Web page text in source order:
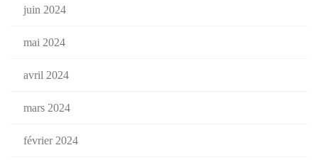
juin 2024
mai 2024
avril 2024
mars 2024
février 2024